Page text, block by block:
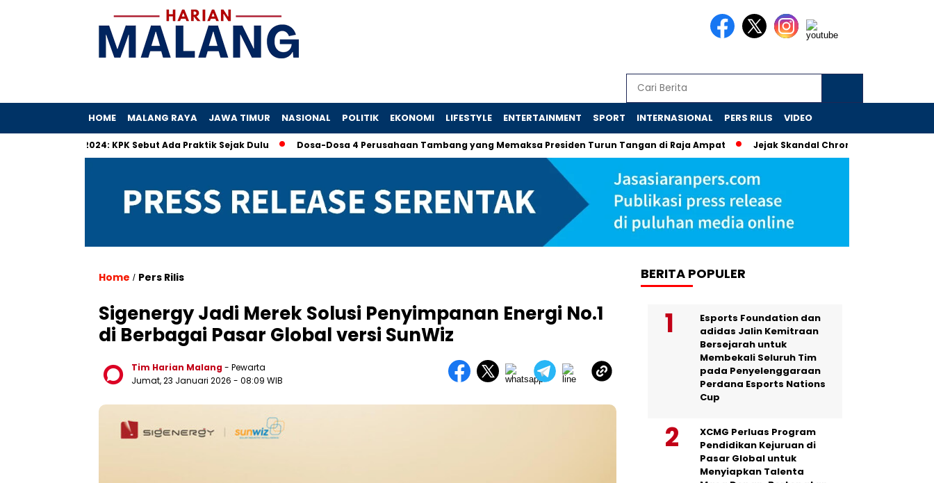
HOME MALANG RAYA JAWA TIMUR NASIONAL POLITIK EKONOMI LIFESTYLE ENTERTAINMENT SPORT INTERNASIONAL PERS RILIS VIDEO
Haji 2024: KPK Sebut Ada Praktik Sejak Dulu Dosa-Dosa 4 Perusahaan Tambang yang Memaksa Presiden Turun Tangan di Raja Ampat Jejak Skandal Chromebook: Tiga Eks Stafsus
Home / Pers Rilis
Sigenergy Jadi Merek Solusi Penyimpanan Energi No.1
di Berbagai Pasar Global versi SunWiz
Tim Harian Malang- Pewarta
Jumat, 23 Januari 2026 - 08:09 WIB
BERITA POPULER
Esports Foundation dan
adidas Jalin Kemitraan
Bersejarah untuk
Membekali Seluruh Tim
pada Penyelenggaraan
Perdana Esports Nations
Cup
XCMG Perluas Program
Pendidikan Kejuruan di
Pasar Global untuk
Menyiapkan Talenta